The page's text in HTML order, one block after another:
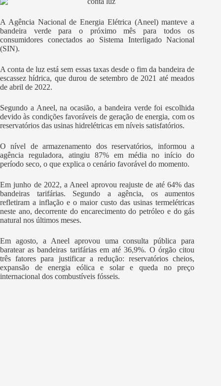
A Agência Nacional de Energia Elétrica (Aneel) manteve a
bandeira verde para o próximo mês para todos os
consumidores conectados ao Sistema Interligado Nacional
(SIN).
A conta de luz está sem essas taxas desde o fim da bandeira de
escassez hídrica, que durou de setembro de 2021 até meados
de abril de 2022.
Segundo a Aneel, na ocasião, a bandeira verde foi escolhida
devido às condições favoráveis de geração de energia, com os
reservatórios das usinas hidrelétricas em níveis satisfatórios.
O nível de armazenamento dos reservatórios, informou a
agência reguladora, atingiu 87% em média no início do
período seco, o que explica o cenário favorável do momento.
Em junho de 2022, a Aneel aprovou reajuste de até 64% das
bandeiras tarifárias. Segundo a agência, os aumentos
refletiram a inflação e o maior custo das usinas termelétricas
neste ano, decorrente do encarecimento do petróleo e do gás
natural nos últimos meses.
Em agosto, a Aneel aprovou uma consulta pública para
baratear as bandeiras tarifárias em até 36,9%. O órgão citou
três fatores para justificar a redução: reservatórios cheios,
expansão de energia eólica e solar e queda no preço
internacional dos combustíveis fósseis.